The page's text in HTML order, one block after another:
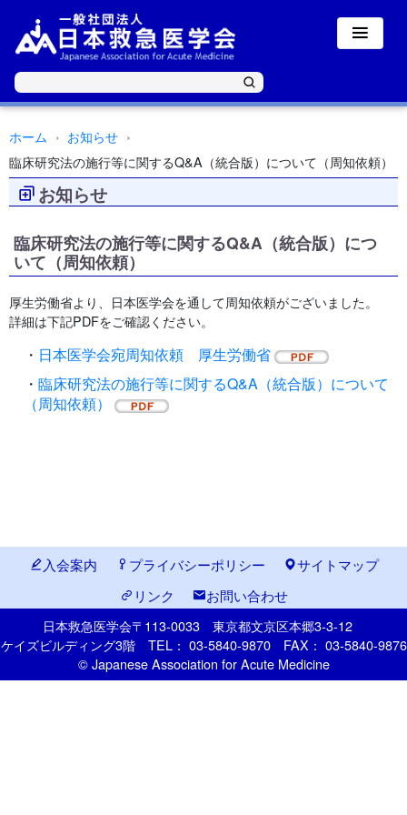
ホーム
お知らせ
臨床研究法の施行等に関するQ&A（統合版）について（周知依頼）
お知らせ
臨床研究法の施行等に関するQ&A（統合版）につ
いて（周知依頼）
厚生労働省より、日本医学会を通して周知依頼がございました。
詳細は下記PDFをご確認ください。
・ 日本医学会宛周知依頼 厚生労働省
・ 臨床研究法の施行等に関するQ&A（統合版）について
（周知依頼）
入会案内 プライバシーポリシー
サイトマップ
リンク
お問い合わせ
日本救急医学会〒113-0033 東京都文京区本郷3-3-12
ケイズビルディング3階 TEL： 03-5840-9870 FAX： 03-5840-9876
© Japanese Association for Acute Medicine